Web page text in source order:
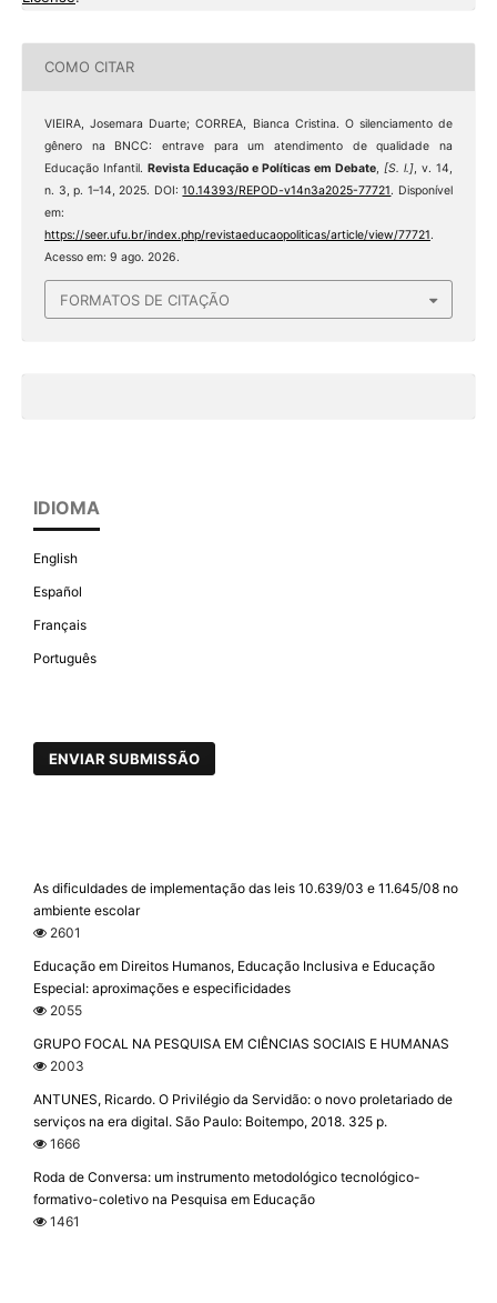
COMO CITAR
VIEIRA, Josemara Duarte; CORREA, Bianca Cristina. O silenciamento de
gênero na BNCC: entrave para um atendimento de qualidade na
Educação Infantil. Revista Educação e Políticas em Debate,[S. l.], v. 14,
n. 3, p. 1–14, 2025. DOI:10.14393/REPOD-v14n3a2025-77721. Disponível
em:
https://seer.ufu.br/index.php/revistaeducaopoliticas/article/view/77721.
Acesso em: 9 ago. 2026.
FORMATOS DE CITAÇÃO
IDIOMA
English
Español
Français
Português
ENVIAR SUBMISSÃO
As dificuldades de implementação das leis 10.639/03 e 11.645/08 no
ambiente escolar
2601
Educação em Direitos Humanos, Educação Inclusiva e Educação
Especial: aproximações e especificidades
2055
GRUPO FOCAL NA PESQUISA EM CIÊNCIAS SOCIAIS E HUMANAS
2003
ANTUNES, Ricardo. O Privilégio da Servidão: o novo proletariado de
serviços na era digital. São Paulo: Boitempo, 2018. 325 p.
1666
Roda de Conversa: um instrumento metodológico tecnológico-
formativo-coletivo na Pesquisa em Educação
1461